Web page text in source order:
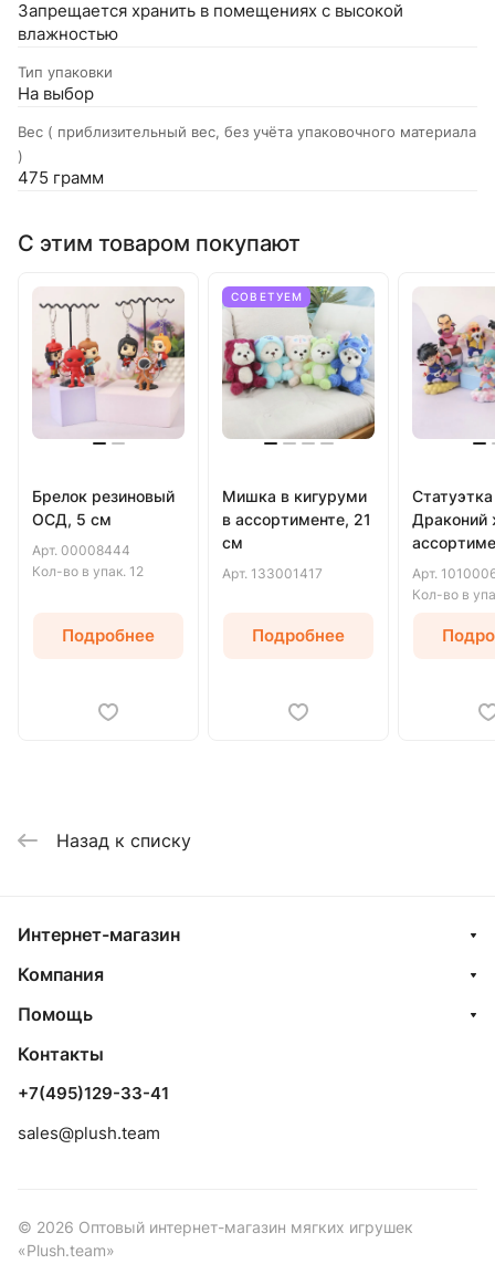
Запрещается хранить в помещениях с высокой
влажностью
Тип упаковки
На выбор
Вес ( приблизительный вес, без учёта упаковочного материала
)
475 грамм
С этим товаром покупают
Брелок резиновый
ОСД, 5 см
Арт. 00008444
Кол-во в упак. 12
Подробнее
СОВЕТУЕМ
Мишка в кигуруми
в ассортименте, 21
см
Арт. 133001417
Подробнее
Статуэтка
Драконий
(набор
Арт.
Кол-во в
Назад к списку
Интернет-магазин
Компания
Помощь
Контакты
+7(495)129-33-41
sales@plush.team
© 2026 Оптовый интернет-магазин мягких игрушек
«Plush.team»